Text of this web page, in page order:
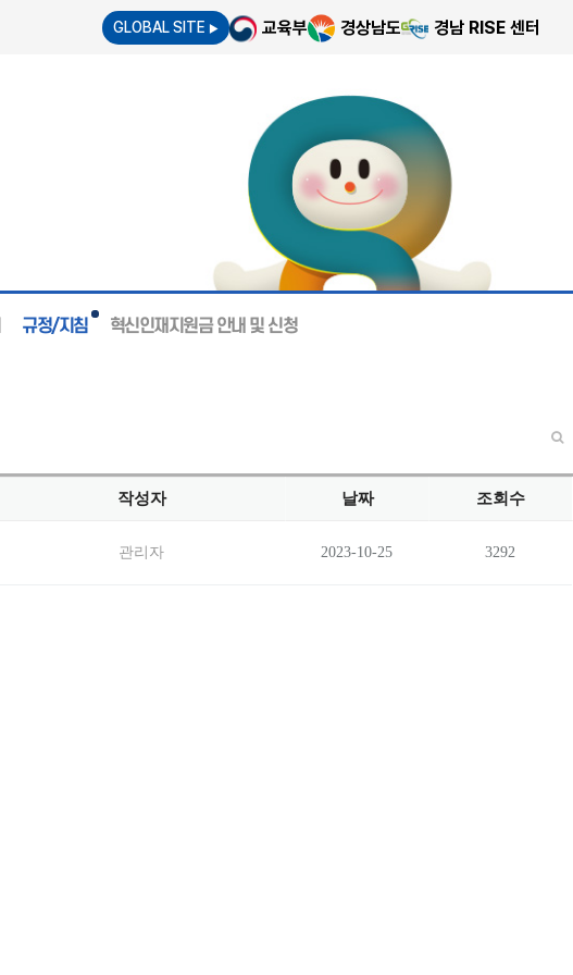
GLOBAL SITE ▶ 교육부 경상남도 경남 RISE 센터
규정/지침 혁신인재지원금 안내 및 신청
작성자 날짜 조회수
관리자 2023-10-25 3292